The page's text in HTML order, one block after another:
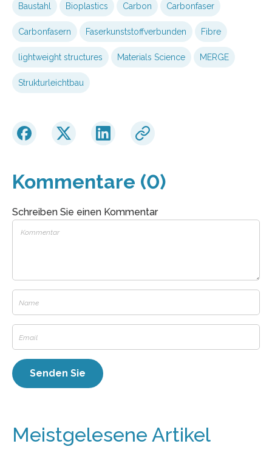
Baustahl Bioplastics Carbon Carbonfaser
Carbonfasern Faserkunststoffverbunden Fibre
lightweight structures Materials Science MERGE
Strukturleichtbau
Kommentare (0)
Schreiben Sie einen Kommentar
Meistgelesene Artikel